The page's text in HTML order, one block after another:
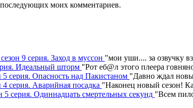
последующих моих комментариев.
9 серия. Заход в муссон "мои уши.... за озвучку
Идеальный шторм "Рот еб@л этого плеера
5 серия. Опасность над Пакистаном "Давно ждал
4 серия. Аварийная посадка "Наконец новый сезон!
5 серия. Одиннадцать смертельных секунд "Всем